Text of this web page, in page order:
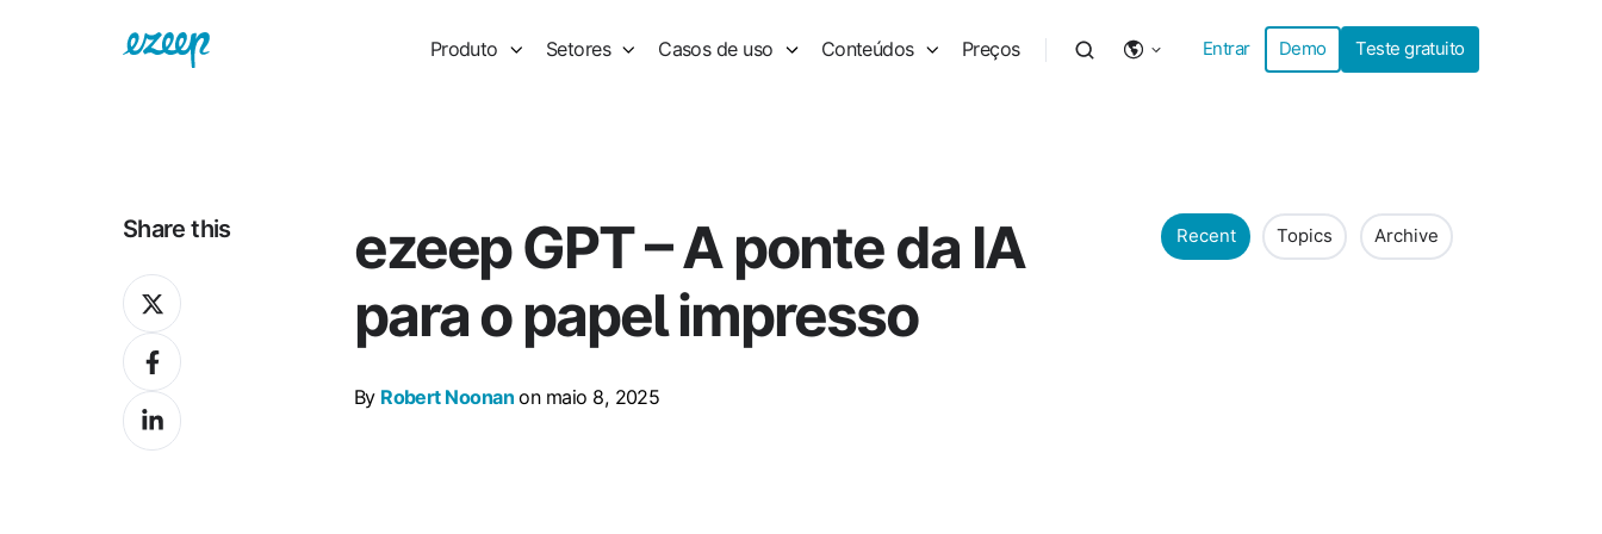
Produto Setores Casos de uso Conteúdos Preços Entrar Demo Teste gratuito
ezeep GPT – A ponte da IA
para o papel impresso
By Robert Noonan on maio 8, 2025
Recent Topics Archive
Share this
Share
on
XShare
on
Facebook
Share
on